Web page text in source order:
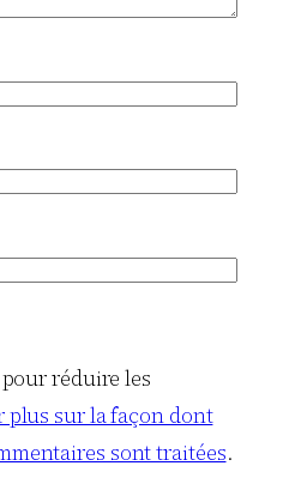
réduire les
plus sur la façon dont
sont traitées.